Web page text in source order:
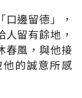
邊留德」，
留有餘地，
春風，與他接
的誠意所感